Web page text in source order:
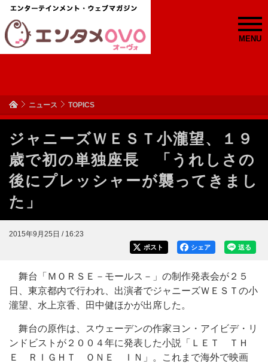
MENU
ニュース TOPICS
ジャニーズＷＥＳＴ小瀧望、１９
歳で初の単独座長 「うれしさの
後にプレッシャーが襲ってきまし
た」
2015年9月25日 / 16:23
送る
シェア
ポスト
舞台「ＭＯＲＳＥ－モールス－」の制作発表会が２５
日、東京都内で行われ、出演者でジャニーズＷＥＳＴの小
瀧望、水上京香、田中健ほかが出席した。
舞台の原作は、スウェーデンの作家ヨン・アイビデ・リ
ンドビストが２００４年に発表した小説「ＬＥＴ ＴＨ
Ｅ ＲＩＧＨＴ ＯＮＥ ＩＮ」。これまで海外で映画